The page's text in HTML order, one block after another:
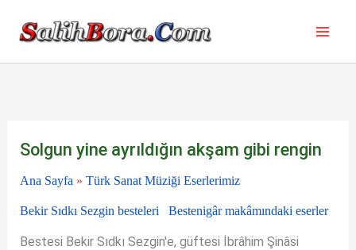
Solgun yine ayrıldığın akşam gibi rengin
Ana Sayfa » Türk Sanat Müziği Eserlerimiz
Bekir Sıdkı Sezgin besteleri Bestenigâr makâmındaki eserler
Bestesi Bekir Sıdkı Sezgin'e, güftesi İbrâhim Şinâsi